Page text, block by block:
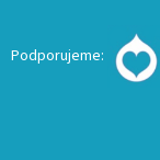
Podporujeme: